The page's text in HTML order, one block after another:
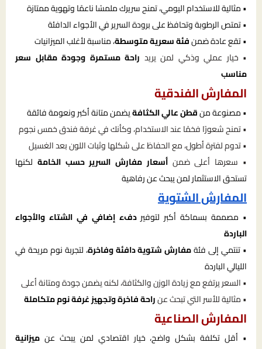
• مثالية للاستخدام اليومي، تمنح سريرك ملمسًا ناعمًا وتهوية ممتازة
• تمتص الرطوبة وتحافظ على برودة السرير في الأجواء الدافئة
• تقع عادة ضمنفئة سعرية متوسطة، مناسبة لأغلب الميزانيات
• خيار عملي وذكي لمن يريد راحة مستمرة وجودة مقابل سعر
مناسب
المفارش الفندقية
• مصنوعة منقطن عالي الكثافةيضمن متانة أكبر ونعومة فائقة
• تمنح شعورًا فخمًا عند الاستخدام، وكأنك في غرفة فندق خمس نجوم
• تدوم لفترة أطول، مع الحفاظ على شكلها وثبات اللون بعد الغسيل
• سعرها أعلى ضمنأسعار مفارش السرير حسب الخامة لكنها
تستحق الاستثمار لمن يبحث عن رفاهية
المفارش الشتوية
• مصممة بسماكة أكبر لتوفيردفء إضافي في الشتاء والأجواء
الباردة
• تنتمي إلى فئةمفارش شتوية دافئة وفاخرة، لتجربة نوم مريحة في
الليالي الباردة
• السعر يرتفع مع زيادة الوزن والكثافة، لكنه يضمن جودة ومتانة أعلى
• مثالية للأسر التي تبحث عنراحة فاخرة وتجهيز غرفة نوم متكاملة
المفارش الصناعية
• أقل تكلفة بشكل واضح، خيار اقتصادي لمن يبحث عن ميزانية